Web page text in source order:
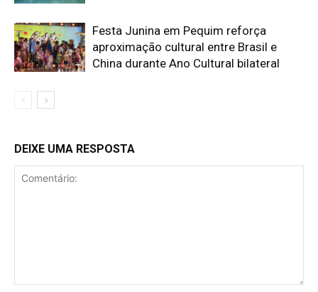
Festa Junina em Pequim reforça
aproximação cultural entre Brasil e
China durante Ano Cultural bilateral
DEIXE UMA RESPOSTA